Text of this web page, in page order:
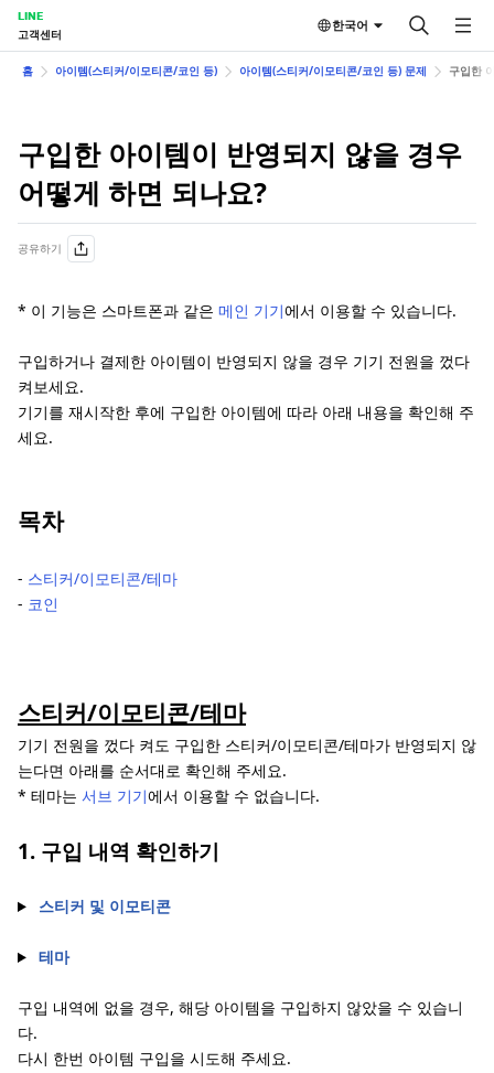
LINE
고객센터
한국어
홈 아이템(스티커/이모티콘/코인 등) 아이템(스티커/이모티콘/코인 등) 문제 구입한
구입한 아이템이 반영되지 않을 경우
어떻게 하면 되나요?
공유하기
* 이 기능은 스마트폰과 같은 메인 기기에서 이용할 수 있습니다.
구입하거나 결제한 아이템이 반영되지 않을 경우 기기 전원을 껐다
켜보세요.
기기를 재시작한 후에 구입한 아이템에 따라 아래 내용을 확인해 주
세요.
목차
‐ 스티커/이모티콘/테마
‐ 코인
스티커/이모티콘/테마
기기 전원을 껐다 켜도 구입한 스티커/이모티콘/테마가 반영되지 않
는다면 아래를 순서대로 확인해 주세요.
* 테마는 서브 기기에서 이용할 수 없습니다.
1. 구입 내역 확인하기
스티커 및 이모티콘
테마
구입 내역에 없을 경우, 해당 아이템을 구입하지 않았을 수 있습니
다.
다시 한번 아이템 구입을 시도해 주세요.